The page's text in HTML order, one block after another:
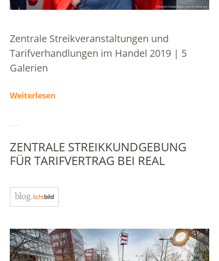
Zentrale Streikveranstaltungen und
Tarifverhandlungen im Handel 2019 | 5
Galerien
Weiterlesen
ZENTRALE STREIKKUNDGEBUNG
FÜR TARIFVERTRAG BEI REAL